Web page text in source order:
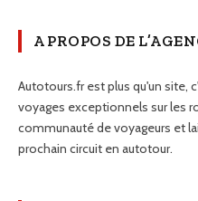
A PROPOS DE
Autotours.fr est plus qu'un site,
voyages exceptionnels sur les
communauté de voyageurs et
prochain circuit en autotour.